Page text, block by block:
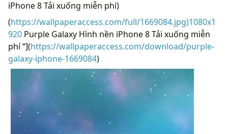
iPhone 8 Tải xuống miễn phí)
(https://wallpaperaccess.com/full/1669084.jpg)1080x1
920 Purple Galaxy Hình nền iPhone 8 Tải xuống miễn
phí “](https://wallpaperaccess.com/download/purple-
galaxy-iphone-1669084)